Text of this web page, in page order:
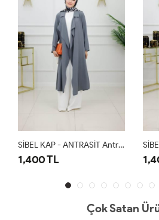
SİBEL KAP - ANTRASİT Antrasit
1,400 TL
Çok Satan